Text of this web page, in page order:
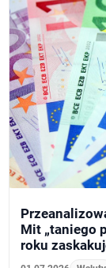
Mit „taniego
roku